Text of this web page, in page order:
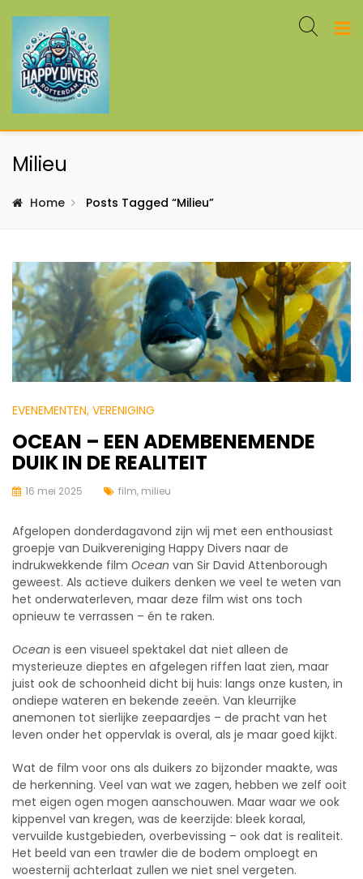
Milieu
Home Posts Tagged “milieu”
EVENEMENTEN, VERENIGING
OCEAN – EEN ADEMBENEMENDE
DUIK IN DE REALITEIT
16 mei 2025 film, milieu
Afgelopen donderdagavond zijn wij met een enthousiast
groepje van Duikvereniging Happy Divers naar de
indrukwekkende film Ocean van Sir David Attenborough
geweest. Als actieve duikers denken we veel te weten van
het onderwaterleven, maar deze film wist ons toch
opnieuw te verrassen – én te raken.
Ocean is een visueel spektakel dat niet alleen de
mysterieuze dieptes en afgelegen riffen laat zien, maar
juist ook de schoonheid dicht bij huis: langs onze kusten, in
ondiepe wateren en bekende zeeën. Van kleurrijke
anemonen tot sierlijke zeepaardjes – de pracht van het
leven onder het oppervlak is overal, als je maar goed kijkt.
Wat de film voor ons als duikers zo bijzonder maakte, was
de herkenning. Veel van wat we zagen, hebben we zelf ooit
met eigen ogen mogen aanschouwen. Maar waar we ook
kippenvel van kregen, was de keerzijde: bleek koraal,
vervuilde kustgebieden, overbevissing – ook dat is realiteit.
Het beeld van een trawler die de bodem omploegt en
woesternij achterlaat zullen we niet snel vergeten.